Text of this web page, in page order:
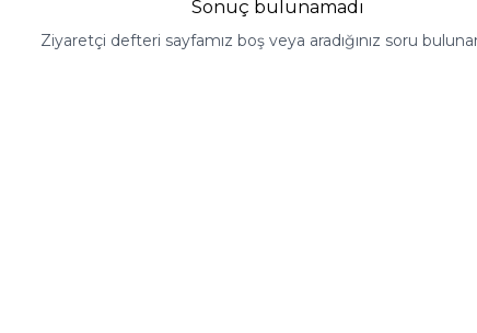
Sonuç bulunamadı
Ziyaretçi defteri sayfamız boş veya aradığınız soru